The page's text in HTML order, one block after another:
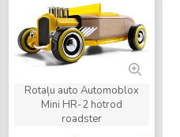
Rotaļu auto Automoblox
Mini HR-2 hotrod
roadster